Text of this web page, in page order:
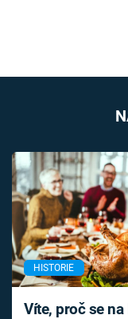
HISTORIE
Víte, proč se na